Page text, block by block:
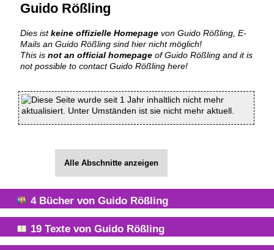
Guido Rößling
Dies istkeine offizielle Homepage von Guido Rößling, E-
Mails an Guido Rößling sind hier nicht möglich!
This is not an official homepage of Guido Rößling and it is
not possible to contact Guido Rößling here!
Diese Seite wurde seit 1 Jahr inhaltlich nicht mehr
aktualisiert. Unter Umständen ist sie nicht mehr aktuell.
Alle Abschnitte anzeigen
4 Bücher von Guido Rößling
19Texte von Guido Rößling